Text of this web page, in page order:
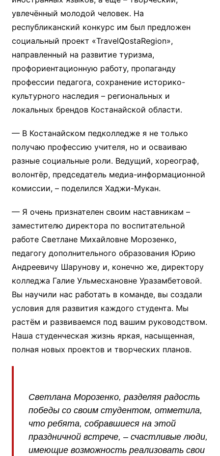
увлечённый молодой человек. На
республиканский конкурс им был предложен
социальный проект «TravelQostaRegion»,
направленный на развитие туризма,
профориентационную работу, пропаганду
профессии педагога, сохранение историко-
культурного наследия – региональных и
локальных брендов Костанайской области.
— В Костанайском педколледже я не только
получаю профессию учителя, но и осваиваю
разные социальные роли. Ведущий, хореограф,
волонтёр, председатель медиа-информационной
комиссии, – поделился Хаджи-Мукан.
— Я очень признателен своим наставникам –
заместителю директора по воспитательной
работе Светлане Михайловне Морозенко,
педагогу дополнительного образования Юрию
Андреевичу Шарунову и, конечно же, директору
колледжа Галие Ульмесхановне Уразамбетовой.
Вы научили нас работать в команде, вы создали
условия для развития каждого студента. Мы
растём и развиваемся под вашим руководством.
Наша студенческая жизнь яркая, насыщенная,
полная новых проектов и творческих планов.
Светлана Морозенко, разделяя радость
победы со своим студентом, отметила,
что ребята, собравшиеся на этой
праздничной встрече, – счастливые люди,
имеющие возможность реализовать свои